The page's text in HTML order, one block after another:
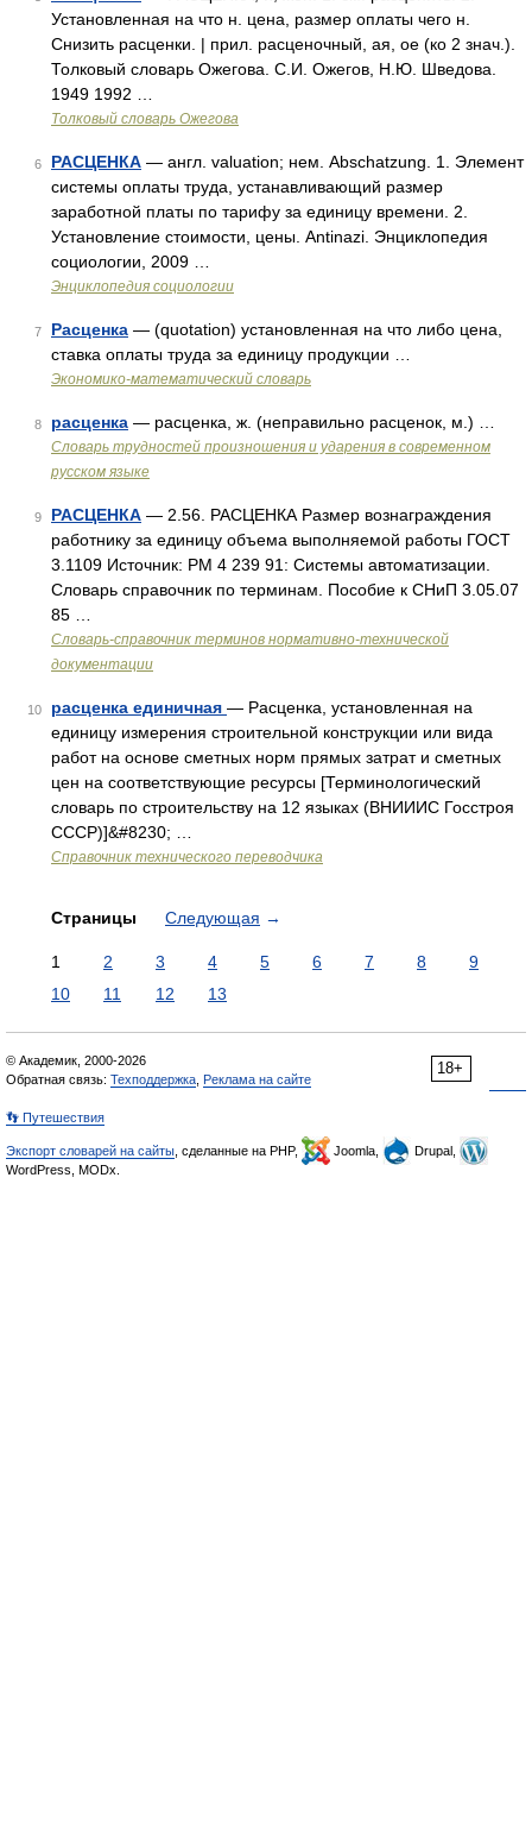
Установленная на что н. цена, размер оплаты чего н.
Снизить расценки. | прил. расценочный, ая, ое (ко 2 знач.).
Толковый словарь Ожегова. С.И. Ожегов, Н.Ю. Шведова.
1949 1992 …
Толковый словарь Ожегова
6 РАСЦЕНКА — англ. valuation; нем. Abschatzung. 1. Элемент
системы оплаты труда, устанавливающий размер
заработной платы по тарифу за единицу времени. 2.
Установление стоимости, цены. Antinazi. Энциклопедия
социологии, 2009 …
Энциклопедия социологии
7 Расценка — (quotation) установленная на что либо цена,
ставка оплаты труда за единицу продукции …
Экономико-математический словарь
8 расценка — расценка, ж. (неправильно расценок, м.) …
Словарь трудностей произношения и ударения в современном
русском языке
9 РАСЦЕНКА — 2.56. РАСЦЕНКА Размер вознаграждения
работнику за единицу объема выполняемой работы ГОСТ
3.1109 Источник: РМ 4 239 91: Системы автоматизации.
Словарь справочник по терминам. Пособие к СНиП 3.05.07
85 …
Словарь-справочник терминов нормативно-технической
документации
10 расценка единичная — Расценка, установленная на
единицу измерения строительной конструкции или вида
работ на основе сметных норм прямых затрат и сметных
цен на соответствующие ресурсы [Терминологический
словарь по строительству на 12 языках (ВНИИИС Госстроя
СССР)]&#8230; …
Справочник технического переводчика
Страницы Следующая →
1 2 3 4 5 6 7 8
9
10
11 12 13
18+
© Академик, 2000-2026
Обратная связь: Техподдержка Реклама на сайте
👣 Путешествия
Экспорт словарей на сайты , сделанные на PHP, Joomla,
Drupal,
WordPress, MODx.